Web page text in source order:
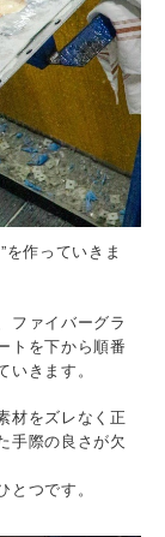
を作っていきま
ファイバーグラ
トを下から順番
きます。
材をズレなく正
手際の良さが欠
つです。